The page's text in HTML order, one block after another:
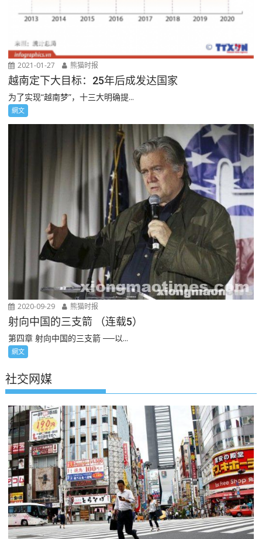
2021-01-27 熊猫时报
越南定下大目标：25年后成发达国家
为了实现“越南梦”，十三大明确提...
網文
2020-09-29 熊猫时报
射向中国的三支箭 （连载5）
第四章 射向中国的三支箭 ──以...
網文
社交网媒